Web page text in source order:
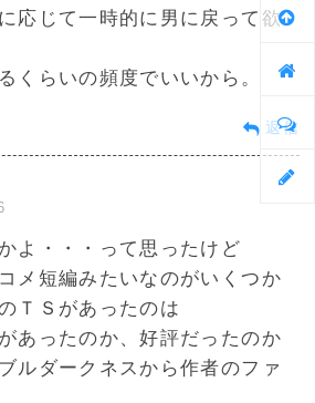
応じて一時的に男に戻って欲
くらいの頻度でいいから。
返信
よ・・・って思ったけど
メ短編みたいなのがいくつか
ＴＳがあったのは
あったのか、好評だったのか
ルダークネスから作者のファ